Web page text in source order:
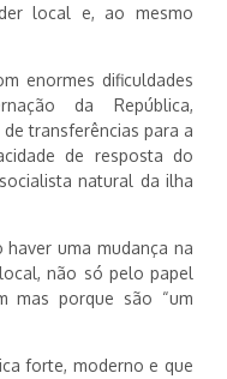
local e, ao mesmo
enormes dificuldades
da República,
transferências para a
de resposta do
natural da ilha
haver uma mudança na
não só pelo papel
mas porque são “um
forte, moderno e que